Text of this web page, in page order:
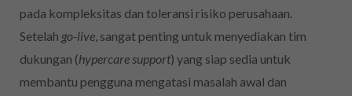
pada kompleksitas dan toleransi risiko perusahaan.
Setelah go-live, sangat penting untuk menyediakan tim
dukungan (hypercare support) yang siap sedia untuk
membantu pengguna mengatasi masalah awal dan